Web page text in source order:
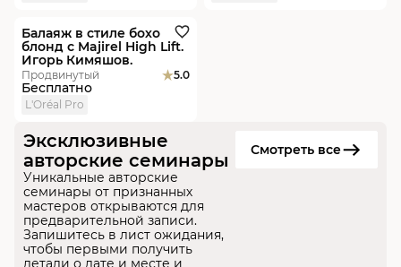
Балаяж в стиле бохо
блонд с Majirel High Lift.
Игорь Кимяшов.
Продвинутый 5.0
Бесплатно
L'Oréal Pro
Эксклюзивные
авторские семинары
Уникальные авторские
семинары от признанных
мастеров открываются для
предварительной записи.
Запишитесь в лист ожидания,
чтобы первыми получить
детали о дате и месте и
Смотреть все